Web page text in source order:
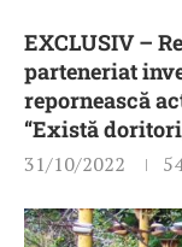
EXCLUSIV –
parteneriat
repornească
“Există
31/10/2022